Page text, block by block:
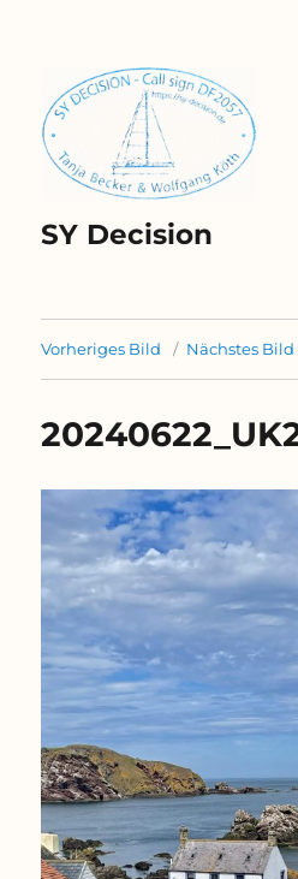
SY Decision
Vorheriges Bild Nächstes Bild